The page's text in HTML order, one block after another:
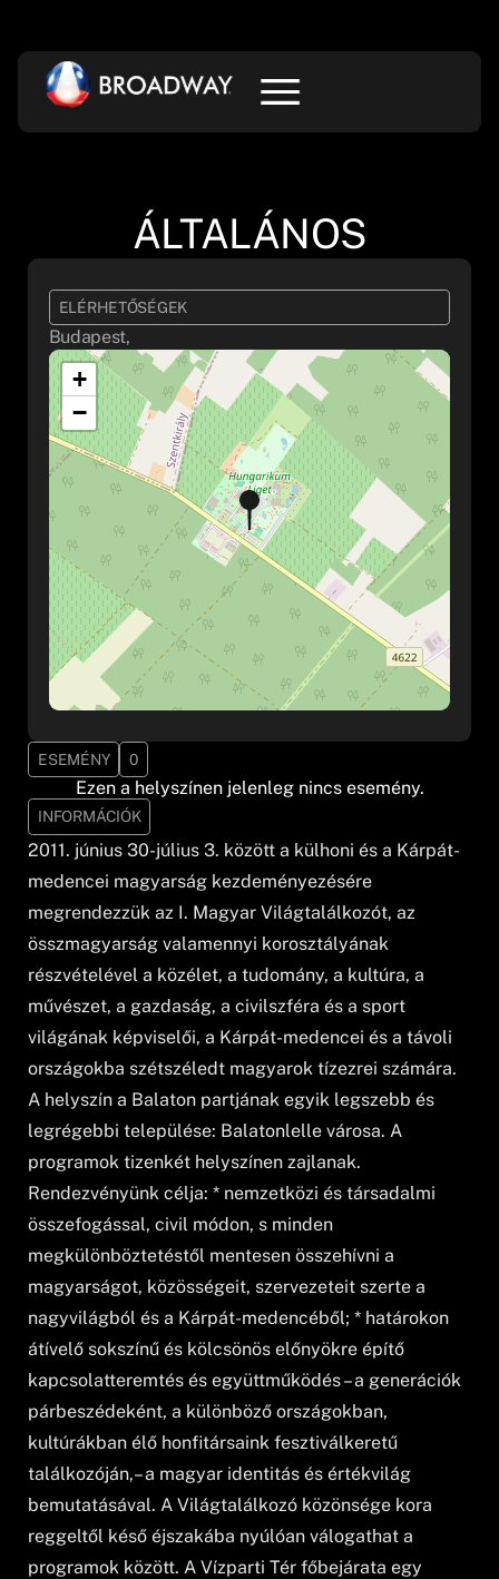
ÁLTALÁNOS
ELÉRHETŐSÉGEK
Budapest,
+
−
ESEMÉNY 0
Ezen a helyszínen jelenleg nincs esemény.
INFORMÁCIÓK
2011. június 30-július 3. között a külhoni és a Kárpát-
medencei magyarság kezdeményezésére
megrendezzük az I. Magyar Világtalálkozót, az
összmagyarság valamennyi korosztályának
részvételével a közélet, a tudomány, a kultúra, a
művészet, a gazdaság, a civilszféra és a sport
világának képviselői, a Kárpát-medencei és a távoli
országokba szétszéledt magyarok tízezrei számára.
A helyszín a Balaton partjának egyik legszebb és
legrégebbi települése: Balatonlelle városa. A
programok tizenkét helyszínen zajlanak.
Rendezvényünk célja: * nemzetközi és társadalmi
összefogással, civil módon, s minden
megkülönböztetéstől mentesen összehívni a
magyarságot, közösségeit, szervezeteit szerte a
nagyvilágból és a Kárpát-medencéből; * határokon
átívelő sokszínű és kölcsönös előnyökre építő
kapcsolatteremtés és együttműködés – a generációk
párbeszédeként, a különböző országokban,
kultúrákban élő honfitársaink fesztiválkeretű
találkozóján,– a magyar identitás és értékvilág
bemutatásával. A Világtalálkozó közönsége kora
reggeltől késő éjszakába nyúlóan válogathat a
programok között. A Vízparti Tér főbejárata egy